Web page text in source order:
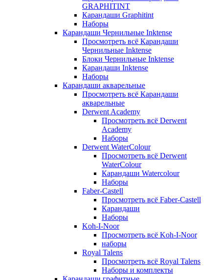
GRAPHITINT
Карандаши Graphitint
Наборы
Карандаши Чернильные Inktense
Просмотреть всё Карандаши
Чернильные Inktense
Блоки Чернильные Inktense
Карандаши Inktense
Наборы
Карандаши акварельные
Просмотреть всё Карандаши
акварельные
Derwent Academy
Просмотреть всё Derwent
Academy
Наборы
Derwent WaterColour
Просмотреть всё Derwent
WaterColour
Карандаши Watercolour
Наборы
Faber-Castell
Просмотреть всё Faber-Castell
Карандаши
Наборы
Koh-I-Noor
Просмотреть всё Koh-I-Noor
наборы
Royal Talens
Просмотреть всё Royal Talens
Наборы и комплекты